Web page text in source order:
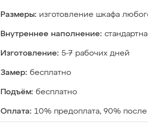
Размеры: изготовление шкафа
Внутреннее наполнение:
Изготовление: 5-7 рабочих дней
Замер: бесплатно
Подъём: бесплатно
Оплата: 10% предоплата, 90%